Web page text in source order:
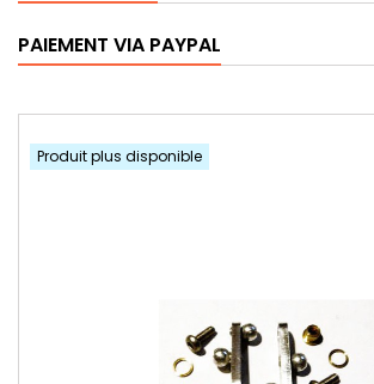
PAIEMENT VIA PAYPAL
Produit plus disponible